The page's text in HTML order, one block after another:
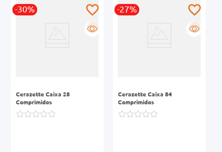
-30%
R
Cerazette Caixa 28
Comprimidos
-27%
R
Cerazette Caixa 84
Comprimidos